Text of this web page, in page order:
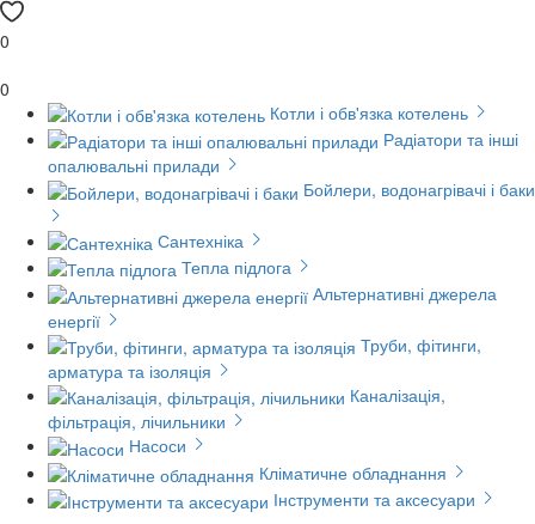
0
0
Котли і обв'язка котелень
Радіатори та інші
опалювальні прилади
Бойлери, водонагрівачі і баки
Сантехніка
Тепла підлога
Альтернативні джерела
енергії
Труби, фітинги,
арматура та ізоляція
Каналізація,
фільтрація, лічильники
Насоси
Кліматичне обладнання
Інструменти та аксесуари